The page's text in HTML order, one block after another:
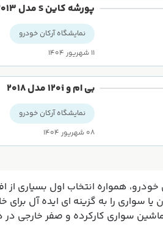
پورشه کاین S مدل 2013
نمایشگاه آرکان خودرو
۱۱ شهریور ۱۴۰۴
نمایشگاه آرکان خودرو
همواره انتخاب اول بسیاری از
را به گزینه ای ایده آل برای